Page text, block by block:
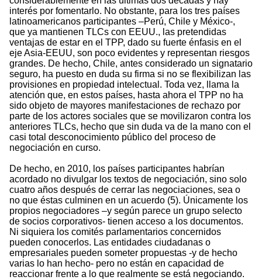
interés por fomentarlo. No obstante, para los tres países
latinoamericanos participantes –Perú, Chile y México-,
que ya mantienen TLCs con EEUU., las pretendidas
ventajas de estar en el TPP, dado su fuerte énfasis en el
eje Asia-EEUU, son poco evidentes y representan riesgos
grandes. De hecho, Chile, antes considerado un signatario
seguro, ha puesto en duda su firma si no se flexibilizan las
provisiones en propiedad intelectual. Toda vez, llama la
atención que, en estos países, hasta ahora el TPP no ha
sido objeto de mayores manifestaciones de rechazo por
parte de los actores sociales que se movilizaron contra los
anteriores TLCs, hecho que sin duda va de la mano con el
casi total desconocimiento público del proceso de
negociación en curso.
De hecho, en 2010, los países participantes habrían
acordado no divulgar los textos de negociación, sino solo
cuatro años después de cerrar las negociaciones, sea o
no que éstas culminen en un acuerdo (5). Únicamente los
propios negociadores –y según parece un grupo selecto
de socios corporativos- tienen acceso a los documentos.
Ni siquiera los comités parlamentarios concernidos
pueden conocerlos. Las entidades ciudadanas o
empresariales pueden someter propuestas -y de hecho
varias lo han hecho- pero no están en capacidad de
reaccionar frente a lo que realmente se está negociando.